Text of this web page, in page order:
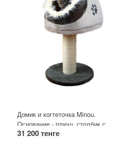
Домик и когтеточка Minou.
Основание - плюш, столбик с
обмоткой из натурального сизаля.
31 200 тенге